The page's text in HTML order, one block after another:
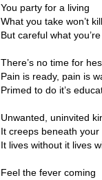
You party for a living
What you take won’t
But careful what
There’s no time for
Pain is ready, pain is
Primed to do it’s
Unwanted, uninvited
It creeps beneath your
It lives without it lives
Feel the fever coming